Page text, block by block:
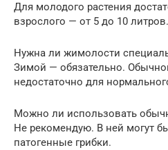
Для молодого растения
взрослого — от 5 до 10 литров.
Нужна ли жимолости
Зимой — обязательно.
недостаточно для
Можно ли использовать
Не рекомендую. В ней могут
патогенные грибки.